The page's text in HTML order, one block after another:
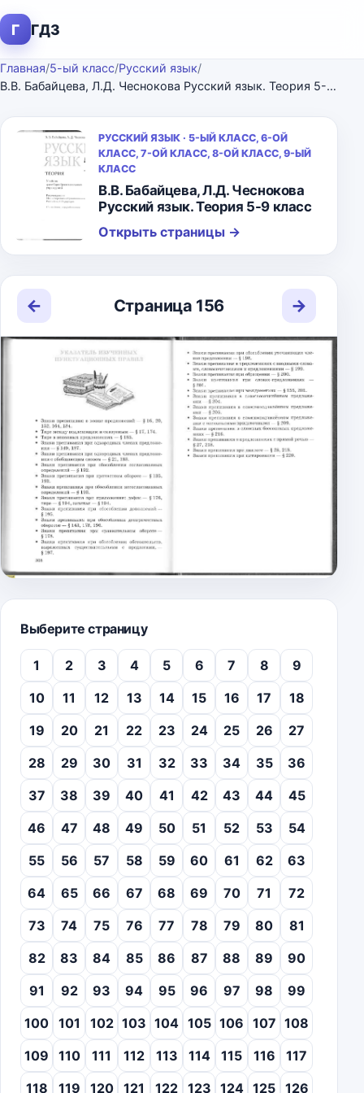
Г ГДЗ
Главная/5-ый класс/Русский язык/
В.В. Бабайцева, Л.Д. Чеснокова Русский язык. Теория 5-9 класс
РУССКИЙ ЯЗЫК · 5-ЫЙ КЛАСС, 6-ОЙ
КЛАСС, 7-ОЙ КЛАСС, 8-ОЙ КЛАСС, 9-ЫЙ
КЛАСС
В.В. Бабайцева, Л.Д. Чеснокова
Русский язык. Теория 5-9 класс
Открыть страницы →
← Страница 156 →
Выберите страницу
1 2 3 4 5 6 7 8
9
10
11 12 13 14 15 16 17
18
19
20 21 22 23 24 25 26
27
28
29 30 31 32 33 34 35
36
37
38 39 40 41 42 43 44
45
46
47 48 49 50 51 52 53
54
55
56 57 58 59 60 61 62
63
64
65 66 67 68 69 70 71
72
73
74 75 76 77 78 79 80
81
82
83 84 85 86 87 88 89
90
91
92 93 94 95 96 97 98
99
100 101 102 103 104 105 106 107 108
109
110 111 112 113 114 115 116
117
118
119 120 121 122 123 124 125 126